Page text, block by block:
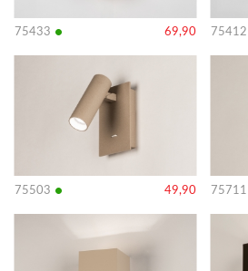
75433 • 69,90 75412
75503 • 49,90
Bekijk
75711
Bekijk
Bekijk
Bekijk